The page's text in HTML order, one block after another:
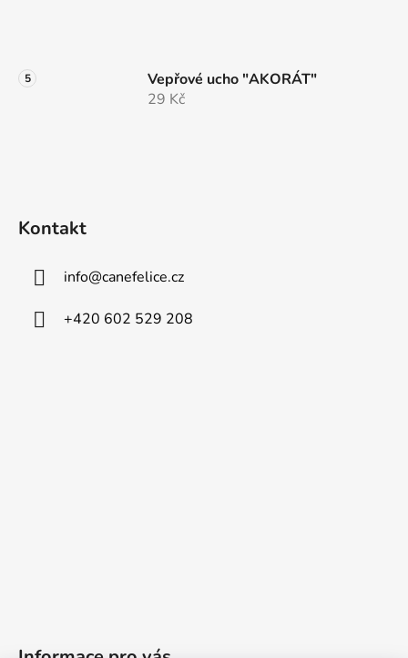
Vepřové ucho "AKORÁT"
29 Kč
Kontakt
info@canefelice.cz
+420 602 529 208